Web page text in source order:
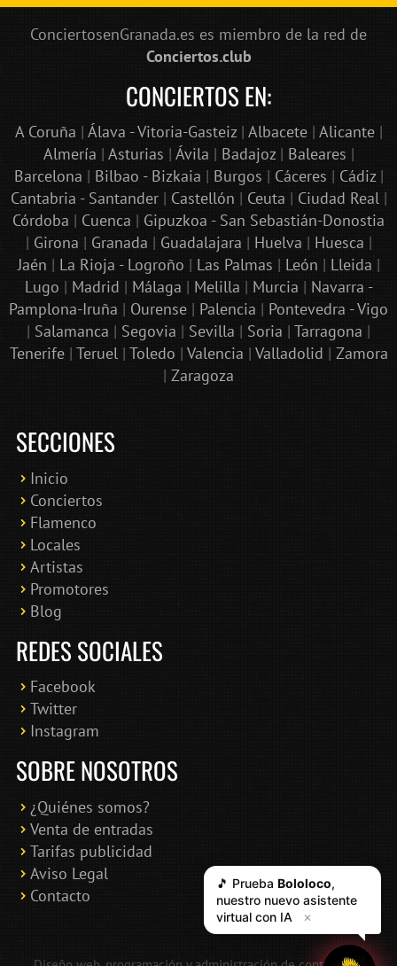
ConciertosenGranada.es es miembro de la red de
Conciertos.club
CONCIERTOS EN:
A Coruña | Álava - Vitoria-Gasteiz| Albacete| Alicante|
Almería | Asturias | Ávila | Badajoz| Baleares |
Barcelona | Bilbao - Bizkaia | Burgos | Cáceres | Cádiz|
Cantabria - Santander| Castellón | Ceuta | Ciudad Real|
Córdoba | Cuenca | Gipuzkoa - San Sebastián-Donostia
| Girona | Granada | Guadalajara | Huelva | Huesca |
Jaén | La Rioja - Logroño | Las Palmas | León | Lleida |
Lugo | Madrid | Málaga | Melilla | Murcia | Navarra -
Pamplona-Iruña | Ourense | Palencia | Pontevedra - Vigo
| Salamanca | Segovia | Sevilla | Soria | Tarragona |
Tenerife| Teruel| Toledo | Valencia | Valladolid | Zamora
| Zaragoza
SECCIONES
Inicio
Conciertos
Flamenco
Locales
Artistas
Promotores
Blog
REDES SOCIALES
Facebook
Twitter
Instagram
SOBRE NOSOTROS
¿Quiénes somos?
Venta de entradas
Tarifas publicidad
Aviso Legal
Contacto
🎵 Prueba Bololoco,
nuestro nuevo asistente
virtual con IA
✕